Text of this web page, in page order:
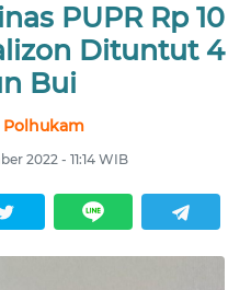
PUPR Rp 10
Dituntut 4
Bui
Polhukam
2022 - 11:14 WIB